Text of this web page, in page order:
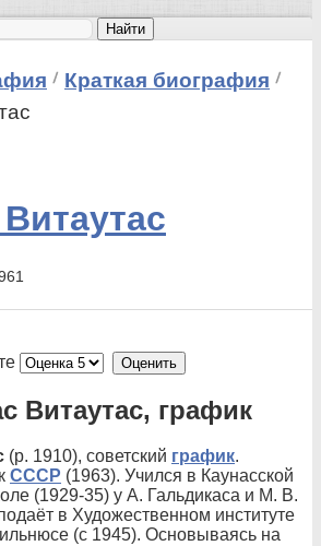
Найти
Краткая биография
Витаутас, график
(р. 1910), советский график.
СССР (1963). Учился в Каунасской
(1929-35) у А. Гальдикаса и М. В.
в Художественном институте
(с 1945). Основываясь на